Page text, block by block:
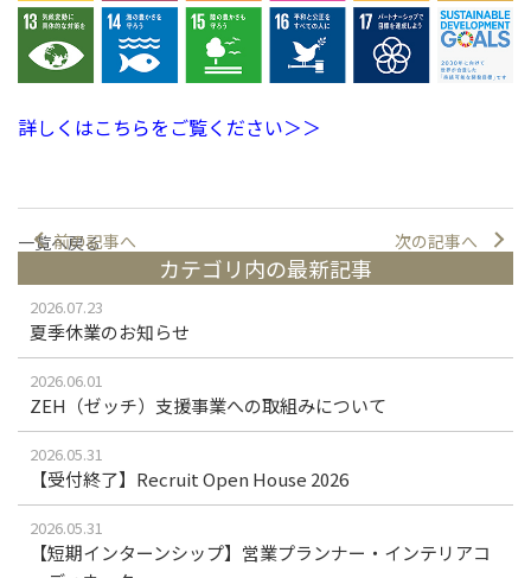
詳しくはこちらをご覧ください＞＞
前の記事へ 次の記事へ
一覧へ戻る
カテゴリ内の最新記事
2026.07.23
夏季休業のお知らせ
2026.06.01
ZEH（ゼッチ）支援事業への取組みについて
2026.05.31
【受付終了】Recruit Open House 2026
2026.05.31
【短期インターンシップ】営業プランナー・インテリアコ